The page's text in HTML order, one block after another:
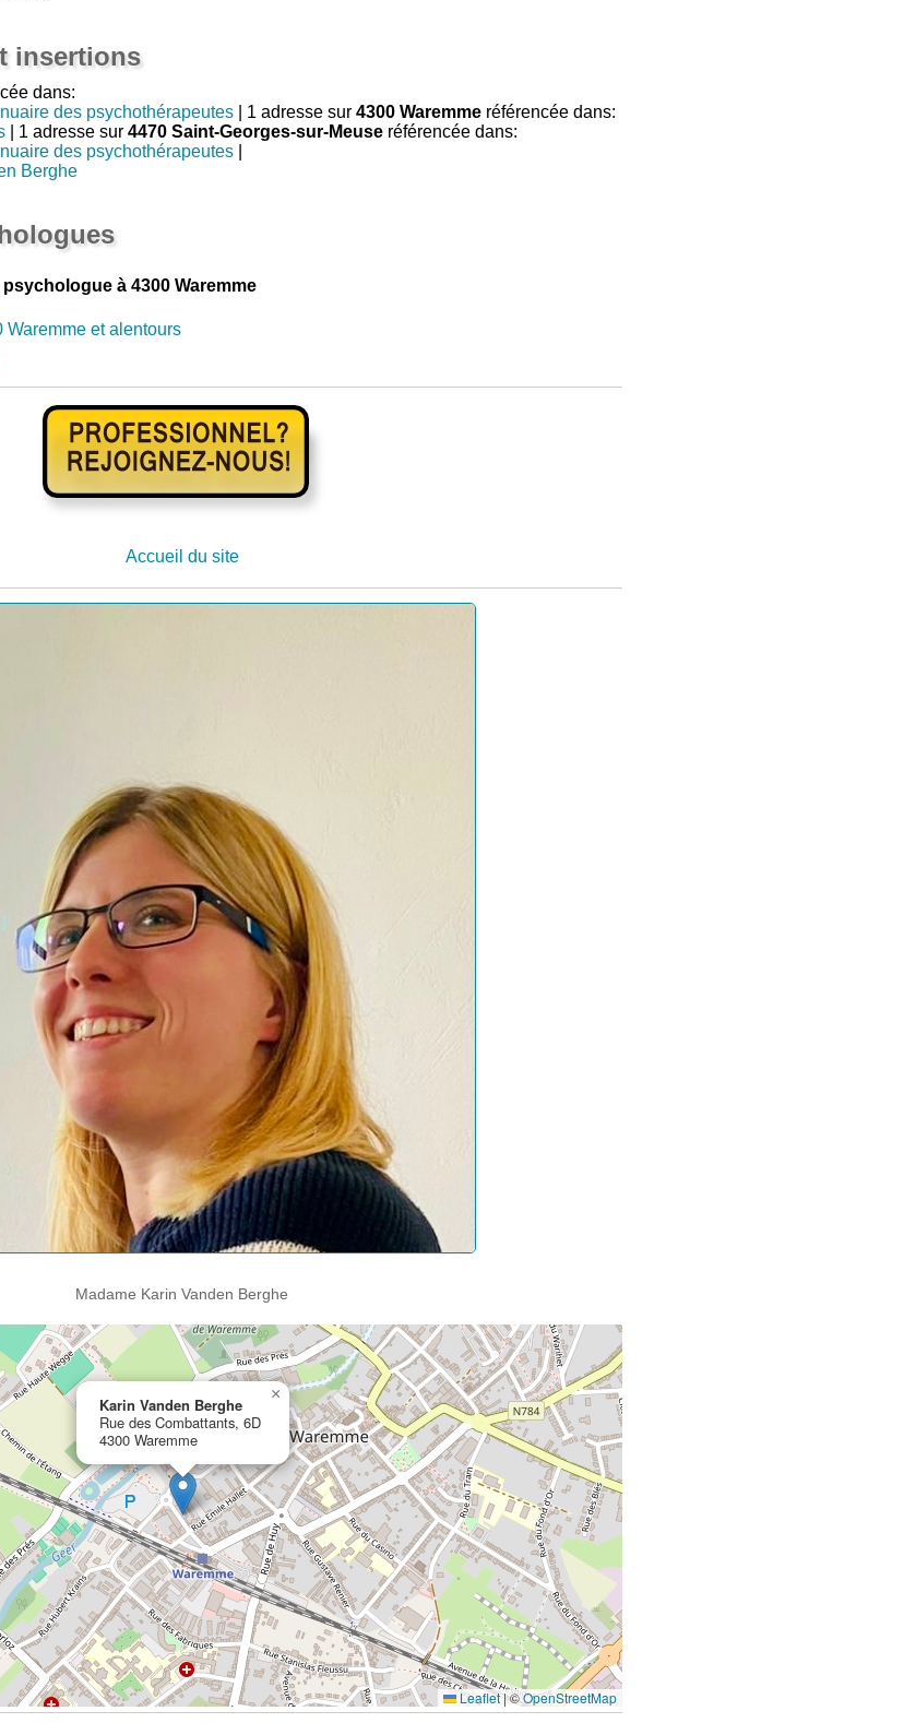
insertions
dans:
des psychothérapeutes| 1 adresse sur 4300 Waremmeréférencée dans:
| 1 adresse sur 4470 Saint-Georges-sur-Meuseréférencée dans:
des psychothérapeutes|
Berghe
à 4300 Waremme
Waremme et alentours
Accueil du site
Madame Karin Vanden Berghe
Karin Vanden Berghe
Rue des Combattants, 6D
4300 Waremme
×
Leaflet|©OpenStreetMap